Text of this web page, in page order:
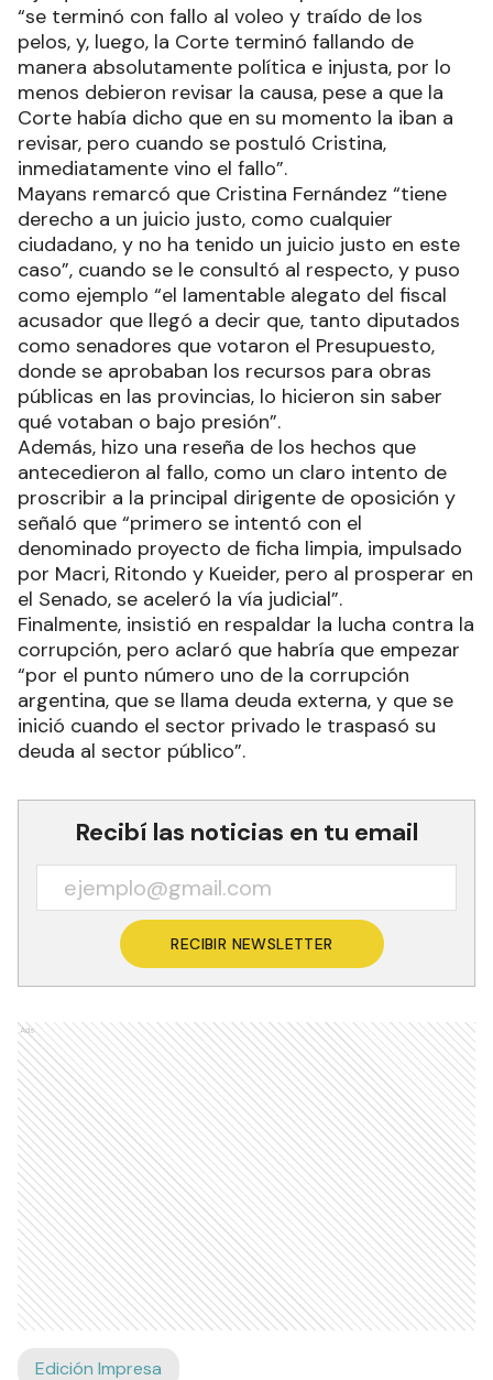
“se terminó con fallo al voleo y traído de los
pelos, y, luego, la Corte terminó fallando de
manera absolutamente política e injusta, por lo
menos debieron revisar la causa, pese a que la
Corte había dicho que en su momento la iban a
revisar, pero cuando se postuló Cristina,
inmediatamente vino el fallo”.
Mayans remarcó que Cristina Fernández “tiene
derecho a un juicio justo, como cualquier
ciudadano, y no ha tenido un juicio justo en este
caso”, cuando se le consultó al respecto, y puso
como ejemplo “el lamentable alegato del fiscal
acusador que llegó a decir que, tanto diputados
como senadores que votaron el Presupuesto,
donde se aprobaban los recursos para obras
públicas en las provincias, lo hicieron sin saber
qué votaban o bajo presión”.
Además, hizo una reseña de los hechos que
antecedieron al fallo, como un claro intento de
proscribir a la principal dirigente de oposición y
señaló que “primero se intentó con el
denominado proyecto de ficha limpia, impulsado
por Macri, Ritondo y Kueider, pero al prosperar en
el Senado, se aceleró la vía judicial”.
Finalmente, insistió en respaldar la lucha contra la
corrupción, pero aclaró que habría que empezar
“por el punto número uno de la corrupción
argentina, que se llama deuda externa, y que se
inició cuando el sector privado le traspasó su
deuda al sector público”.
Recibí las noticias en tu email
RECIBIR NEWSLETTER
Ads
Edición Impresa